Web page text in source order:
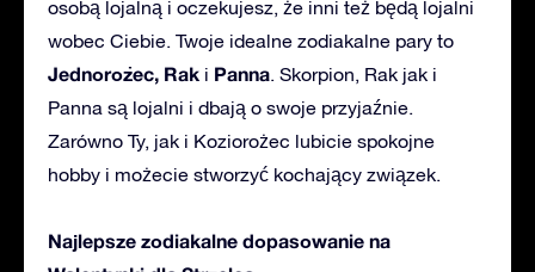
osobą lojalną i oczekujesz, że inni też będą lojalni
wobec Ciebie. Twoje idealne zodiakalne pary to
Jednorożec, Rak i Panna. Skorpion, Rak jak i
Panna są lojalni i dbają o swoje przyjaźnie.
Zarówno Ty, jak i Koziorożec lubicie spokojne
hobby i możecie stworzyć kochający związek.
Najlepsze zodiakalne dopasowanie na